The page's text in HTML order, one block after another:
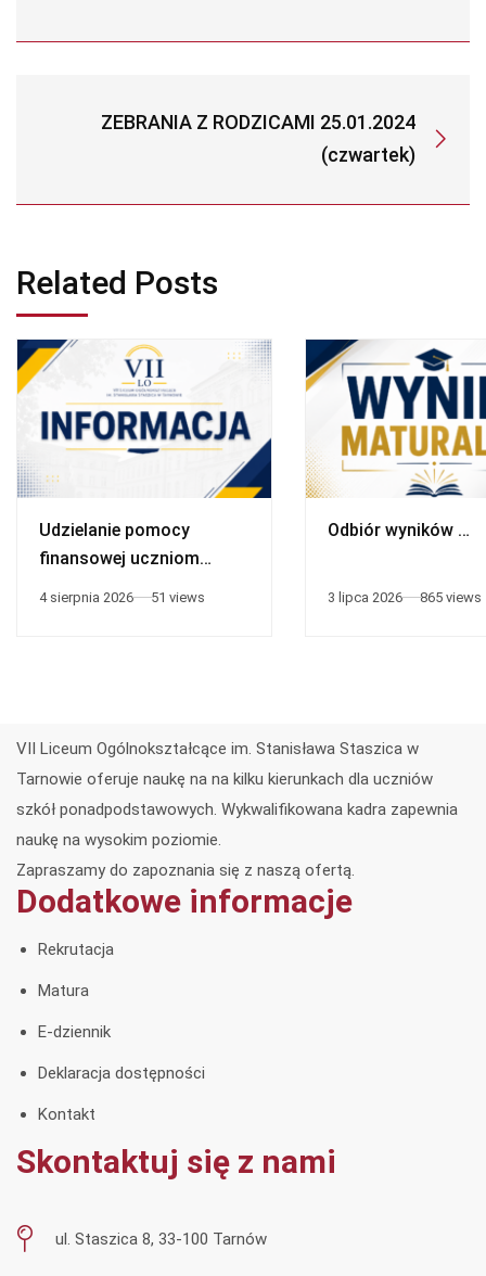
ZEBRANIA Z RODZICAMI 25.01.2024
(czwartek)
Related Posts
Udzielanie pomocy
finansowej uczniom
4 sierpnia 2026 51 views
Odbiór wyników …
3 lipca 2026 865 views
VII Liceum Ogólnokształcące im. Stanisława Staszica w
Tarnowie oferuje naukę na na kilku kierunkach dla uczniów
szkół ponadpodstawowych. Wykwalifikowana kadra zapewnia
naukę na wysokim poziomie.
Zapraszamy do zapoznania się z naszą ofertą.
Dodatkowe informacje
Rekrutacja
Matura
E-dziennik
Deklaracja dostępności
Kontakt
Skontaktuj się z nami
ul. Staszica 8, 33-100 Tarnów